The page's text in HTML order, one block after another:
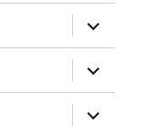
öffnen
öffnen
öffnen